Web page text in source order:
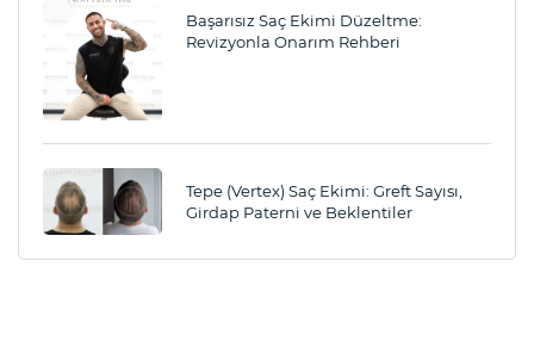
Başarısız Saç Ekimi Düzeltme:
Revizyonla Onarım Rehberi
Tepe (Vertex) Saç Ekimi: Greft Sayısı,
Girdap Paterni ve Beklentiler